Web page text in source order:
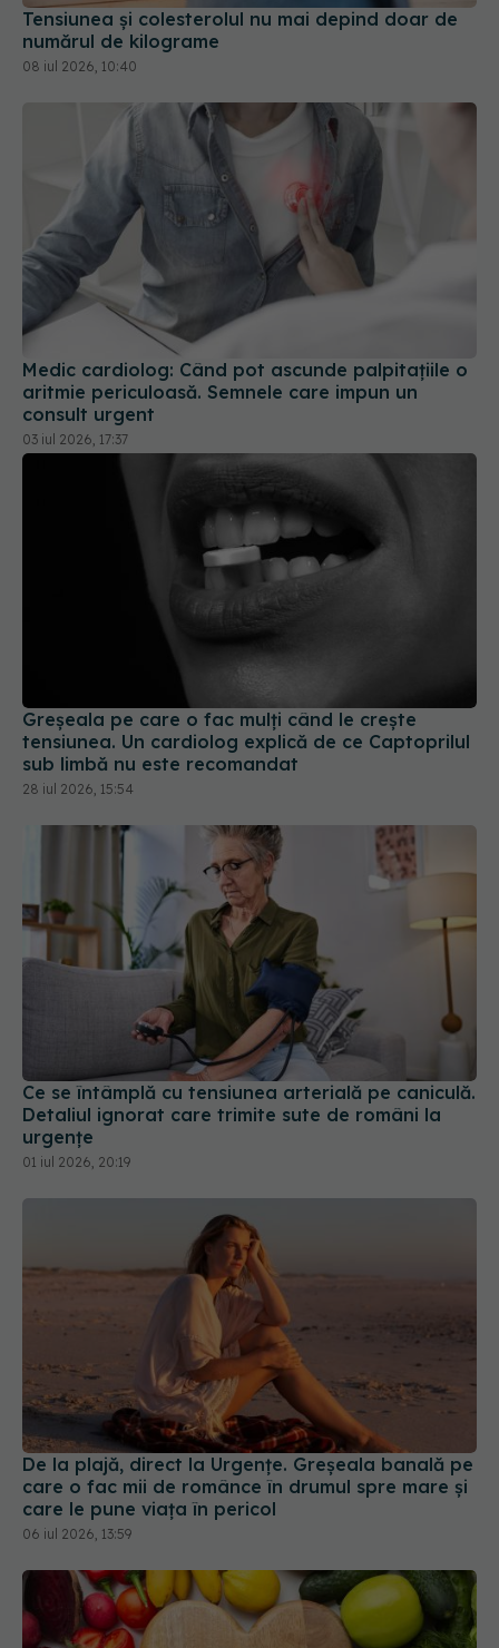
08 iul 2026, 10:40
Medic cardiolog: Când pot ascunde palpitațiile o
aritmie periculoasă. Semnele care impun un
consult urgent
03 iul 2026, 17:37
Greșeala pe care o fac mulți când le crește
tensiunea. Un cardiolog explică de ce Captoprilul
sub limbă nu este recomandat
28 iul 2026, 15:54
Ce se întâmplă cu tensiunea arterială pe caniculă.
Detaliul ignorat care trimite sute de români la
urgențe
01 iul 2026, 20:19
De la plajă, direct la Urgențe. Greșeala banală pe
care o fac mii de românce în drumul spre mare și
care le pune viața în pericol
06 iul 2026, 13:59